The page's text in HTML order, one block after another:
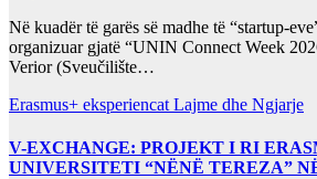
Në kuadër të garës së madhe të “startup-
organizuar gjatë “UNIN Connect Week
Verior (Sveučilište…
Erasmus+ eksperiencat Lajme dhe Ngjarje
V-EXCHANGE: PROJEKT I RI
UNIVERSITETI “NËNË TEREZA”